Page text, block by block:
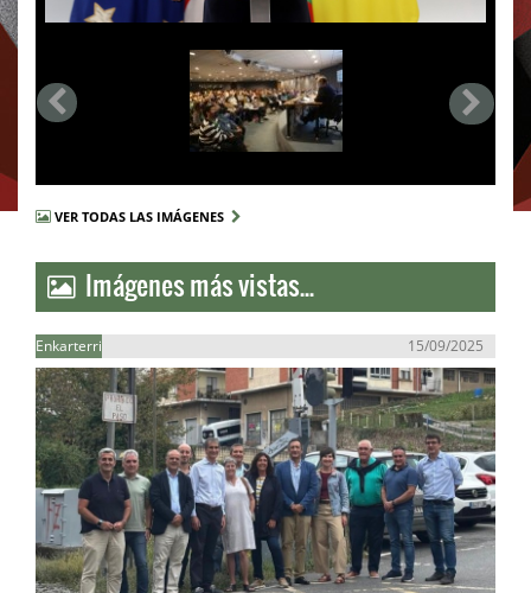
VER TODAS LAS IMÁGENES
Imágenes más vistas...
Enkarterri 15/09/2025